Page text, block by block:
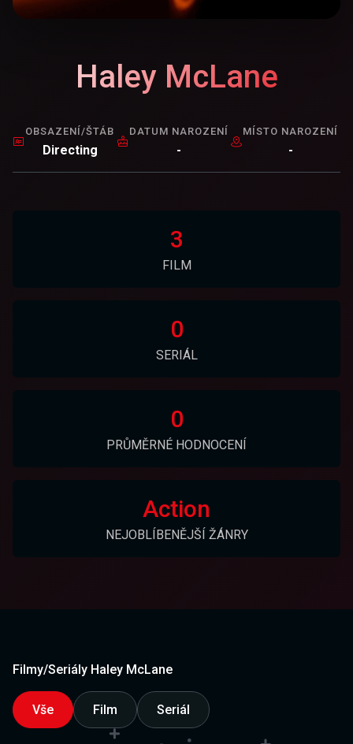
Haley McLane
OBSAZENÍ/ŠTÁB
Directing
DATUM NAROZENÍ
-
MÍSTO NAROZENÍ
-
3
FILM
0
SERIÁL
0
PRŮMĚRNÉ HODNOCENÍ
Action
NEJOBLÍBENĚJŠÍ ŽÁNRY
Filmy/Seriály Haley McLane
Vše Film Seriál